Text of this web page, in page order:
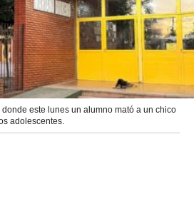
este lunes un alumno mató a un chico
adolescentes.